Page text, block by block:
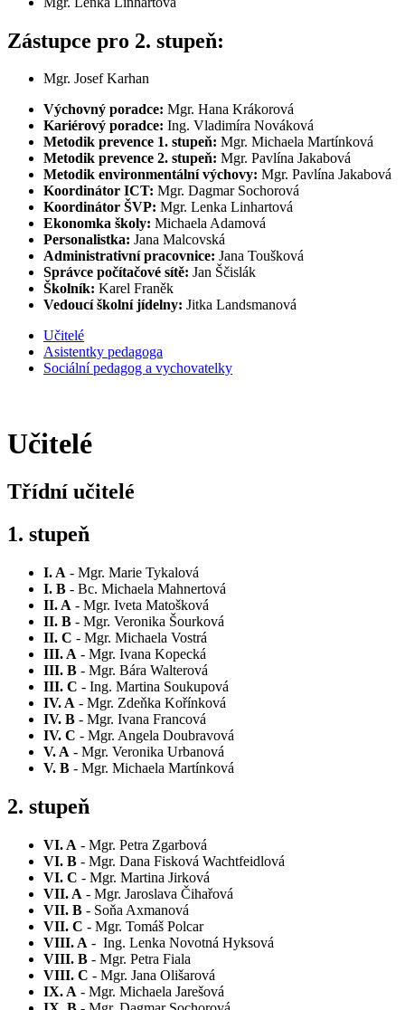
Zástupce pro 2. stupeň:
Mgr. Josef Karhan
Výchovný poradce: Mgr. Hana Krákorová
Kariérový poradce: Ing. Vladimíra Nováková
Metodik prevence 1. stupeň: Mgr. Michaela Martínková
Metodik prevence 2. stupeň: Mgr. Pavlína Jakabová
Metodik environmentální výchovy: Mgr. Pavlína Jakabová
Koordinátor ICT: Mgr. Dagmar Sochorová
Koordinátor ŠVP: Mgr. Lenka Linhartová
Ekonomka školy: Michaela Adamová
Personalistka: Jana Malcovská
Administrativní pracovnice: Jana Toušková
Správce počítačové sítě: Jan Ščislák
Školník: Karel Franěk
Vedoucí školní jídelny: Jitka Landsmanová
Učitelé
Asistentky pedagoga
Sociální pedagog a vychovatelky
Učitelé
Třídní učitelé
1. stupeň
I. A - Mgr. Marie Tykalová
I. B - Bc. Michaela Mahnertová
II. A - Mgr. Iveta Matošková
II. B - Mgr. Veronika Šourková
II. C - Mgr. Michaela Vostrá
III. A - Mgr. Ivana Kopecká
III. B - Mgr. Bára Walterová
III. C - Ing. Martina Soukupová
IV. A - Mgr. Zdeňka Kořínková
IV. B - Mgr. Ivana Francová
IV. C - Mgr. Angela Doubravová
V. A - Mgr. Veronika Urbanová
V. B - Mgr. Michaela Martínková
2. stupeň
VI. A - Mgr. Petra Zgarbová
VI. B - Mgr. Dana Fisková Wachtfeidlová
VI. C - Mgr. Martina Jirková
VII. A - Mgr. Jaroslava Čihařová
VII. B - Soňa Axmanová
VII. C - Mgr. Tomáš Polcar
VIII. A - Ing. Lenka Novotná Hyksová
VIII. B - Mgr. Petra Fiala
VIII. C - Mgr. Jana Olišarová
IX. A - Mgr. Michaela Jarešová